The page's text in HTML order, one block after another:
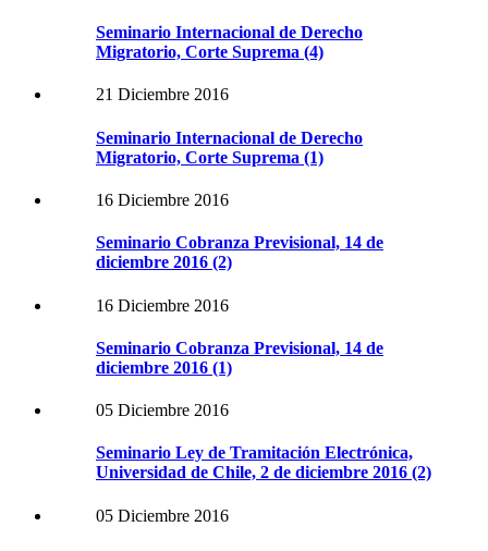
Seminario Internacional de Derecho
Migratorio, Corte Suprema (4)
21 Diciembre 2016
Seminario Internacional de Derecho
Migratorio, Corte Suprema (1)
16 Diciembre 2016
Seminario Cobranza Previsional, 14 de
diciembre 2016 (2)
16 Diciembre 2016
Seminario Cobranza Previsional, 14 de
diciembre 2016 (1)
05 Diciembre 2016
Seminario Ley de Tramitación Electrónica,
Universidad de Chile, 2 de diciembre 2016 (2)
05 Diciembre 2016